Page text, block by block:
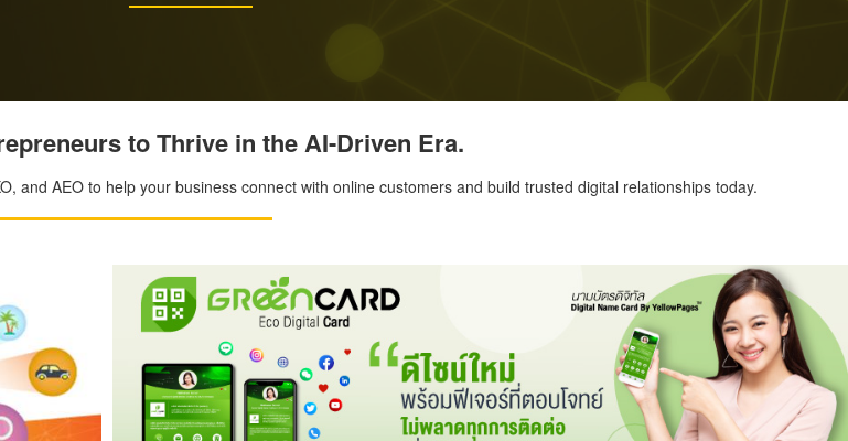
to Thrive in the AI-Driven Era.
and AEO to help your business connect with online customers and build trusted digital relationships today.